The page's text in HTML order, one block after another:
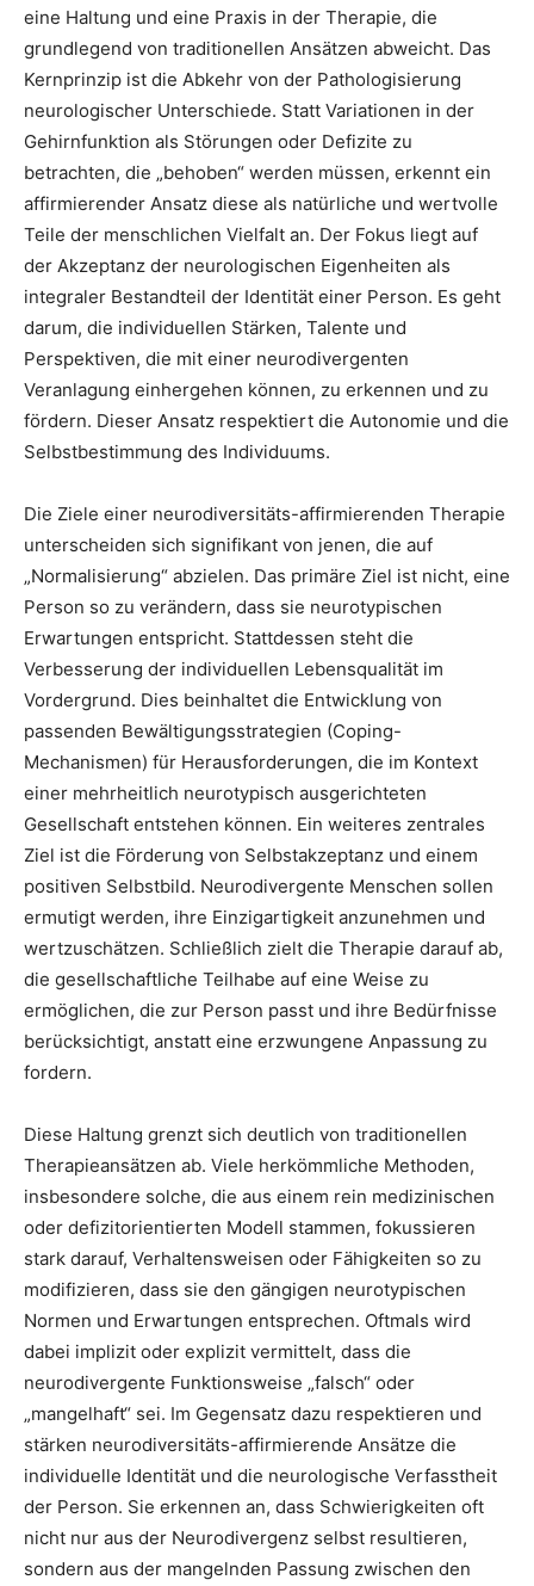
eine Haltung und eine Praxis in der Therapie, die
grundlegend von traditionellen Ansätzen abweicht. Das
Kernprinzip ist die Abkehr von der Pathologisierung
neurologischer Unterschiede. Statt Variationen in der
Gehirnfunktion als Störungen oder Defizite zu
betrachten, die „behoben“ werden müssen, erkennt ein
affirmierender Ansatz diese als natürliche und wertvolle
Teile der menschlichen Vielfalt an. Der Fokus liegt auf
der Akzeptanz der neurologischen Eigenheiten als
integraler Bestandteil der Identität einer Person. Es geht
darum, die individuellen Stärken, Talente und
Perspektiven, die mit einer neurodivergenten
Veranlagung einhergehen können, zu erkennen und zu
fördern. Dieser Ansatz respektiert die Autonomie und die
Selbstbestimmung des Individuums.
Die Ziele einer neurodiversitäts-affirmierenden Therapie
unterscheiden sich signifikant von jenen, die auf
„Normalisierung“ abzielen. Das primäre Ziel ist nicht, eine
Person so zu verändern, dass sie neurotypischen
Erwartungen entspricht. Stattdessen steht die
Verbesserung der individuellen Lebensqualität im
Vordergrund. Dies beinhaltet die Entwicklung von
passenden Bewältigungsstrategien (Coping-
Mechanismen) für Herausforderungen, die im Kontext
einer mehrheitlich neurotypisch ausgerichteten
Gesellschaft entstehen können. Ein weiteres zentrales
Ziel ist die Förderung von Selbstakzeptanz und einem
positiven Selbstbild. Neurodivergente Menschen sollen
ermutigt werden, ihre Einzigartigkeit anzunehmen und
wertzuschätzen. Schließlich zielt die Therapie darauf ab,
die gesellschaftliche Teilhabe auf eine Weise zu
ermöglichen, die zur Person passt und ihre Bedürfnisse
berücksichtigt, anstatt eine erzwungene Anpassung zu
fordern.
Diese Haltung grenzt sich deutlich von traditionellen
Therapieansätzen ab. Viele herkömmliche Methoden,
insbesondere solche, die aus einem rein medizinischen
oder defizitorientierten Modell stammen, fokussieren
stark darauf, Verhaltensweisen oder Fähigkeiten so zu
modifizieren, dass sie den gängigen neurotypischen
Normen und Erwartungen entsprechen. Oftmals wird
dabei implizit oder explizit vermittelt, dass die
neurodivergente Funktionsweise „falsch“ oder
„mangelhaft“ sei. Im Gegensatz dazu respektieren und
stärken neurodiversitäts-affirmierende Ansätze die
individuelle Identität und die neurologische Verfasstheit
der Person. Sie erkennen an, dass Schwierigkeiten oft
nicht nur aus der Neurodivergenz selbst resultieren,
sondern aus der mangelnden Passung zwischen den